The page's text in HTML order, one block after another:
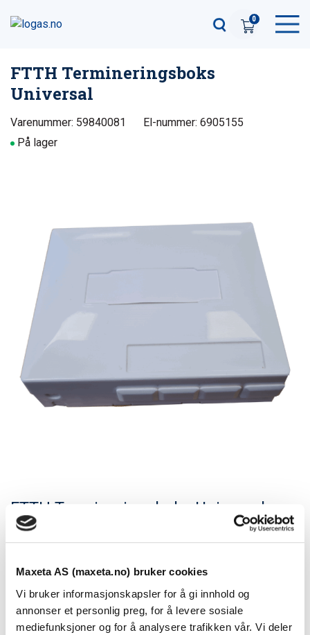
Maxeta AS (maxeta.no) bruker cookies
Vi bruker informasjonskapsler for å gi innhold og
annonser et personlig preg, for å levere sosiale
mediefunksjoner og for å analysere trafikken vår. Vi deler
0
FTTH Termineringsboks Universal
Se dokumenter
FTTH Termineringsboks 4 port (4xSC Simplex-4xLC
Duplex)
Kan festes på vegg/standard veggboks RS16, på
FTTH Termineringsboks
Universal
Varenummer: 59840081
El-nummer: 6905155
På lager